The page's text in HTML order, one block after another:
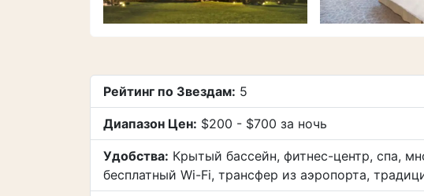
Рейтинг по Звездам: 5
Диапазон Цен: $200 - $700 за ночь
Удобства: Крытый бассейн, фитнес-центр, спа,
бесплатный Wi-Fi, трансфер из аэропорта,